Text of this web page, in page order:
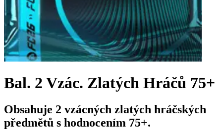
Bal. 2 Vzác. Zlatých Hráčů 75+
Obsahuje 2 vzácných zlatých hráčských
předmětů s hodnocením 75+.